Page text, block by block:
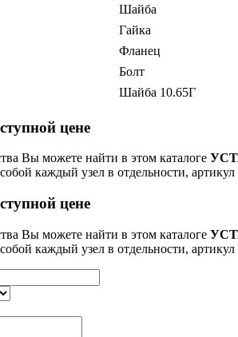
Шайба
Гайка
Фланец
Болт
Шайба 10.65Г
цене
Вы можете найти в этом каталоге
каждый узел в отдельности,
цене
Вы можете найти в этом каталоге
каждый узел в отдельности,